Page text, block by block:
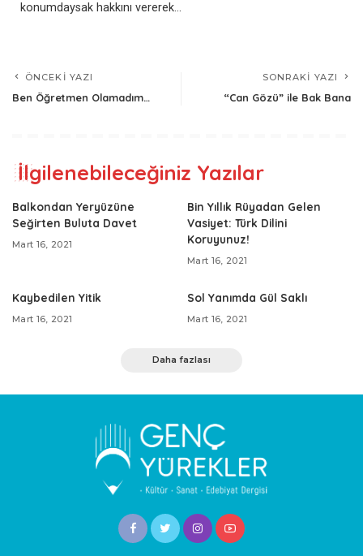
konumdaysak hakkını vererek…
ÖNCEKI YAZI
Ben Öğretmen Olamadım…
SONRAKI YAZI
“Can Gözü” ile Bak Bana
İlgilenebileceğiniz Yazılar
Balkondan Yeryüzüne
Seğirten Buluta Davet
Mart 16, 2021
Bin Yıllık Rüyadan Gelen
Vasiyet: Türk Dilini
Koruyunuz!
Mart 16, 2021
Kaybedilen Yitik
Mart 16, 2021
Sol Yanımda Gül Saklı
Mart 16, 2021
Daha fazlası